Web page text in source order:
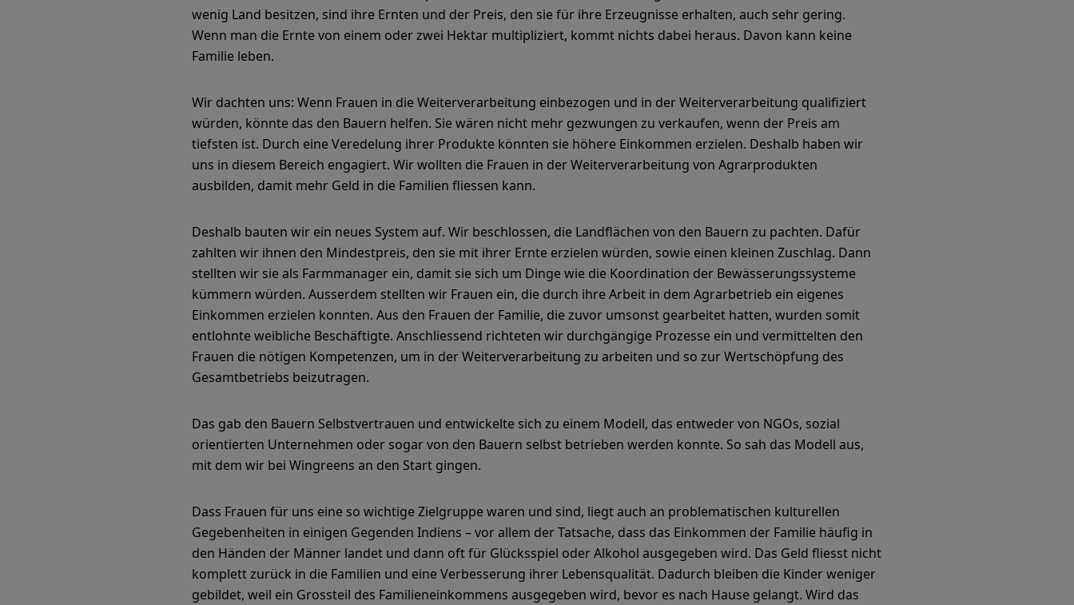
wenig Land besitzen, sind ihre Ernten und der Preis, den sie für ihre Erzeugnisse erhalten, auch sehr gering.
Wenn man die Ernte von einem oder zwei Hektar multipliziert, kommt nichts dabei heraus. Davon kann keine
Familie leben.
Wir dachten uns: Wenn Frauen in die Weiterverarbeitung einbezogen und in der Weiterverarbeitung qualifiziert
würden, könnte das den Bauern helfen. Sie wären nicht mehr gezwungen zu verkaufen, wenn der Preis am
tiefsten ist. Durch eine Veredelung ihrer Produkte könnten sie höhere Einkommen erzielen. Deshalb haben wir
uns in diesem Bereich engagiert. Wir wollten die Frauen in der Weiterverarbeitung von Agrarprodukten
ausbilden, damit mehr Geld in die Familien fliessen kann.
Deshalb bauten wir ein neues System auf. Wir beschlossen, die Landflächen von den Bauern zu pachten. Dafür
zahlten wir ihnen den Mindestpreis, den sie mit ihrer Ernte erzielen würden, sowie einen kleinen Zuschlag. Dann
stellten wir sie als Farmmanager ein, damit sie sich um Dinge wie die Koordination der Bewässerungssysteme
kümmern würden. Ausserdem stellten wir Frauen ein, die durch ihre Arbeit in dem Agrarbetrieb ein eigenes
Einkommen erzielen konnten. Aus den Frauen der Familie, die zuvor umsonst gearbeitet hatten, wurden somit
entlohnte weibliche Beschäftigte. Anschliessend richteten wir durchgängige Prozesse ein und vermittelten den
Frauen die nötigen Kompetenzen, um in der Weiterverarbeitung zu arbeiten und so zur Wertschöpfung des
Gesamtbetriebs beizutragen.
Das gab den Bauern Selbstvertrauen und entwickelte sich zu einem Modell, das entweder von NGOs, sozial
orientierten Unternehmen oder sogar von den Bauern selbst betrieben werden konnte. So sah das Modell aus,
mit dem wir bei Wingreens an den Start gingen.
Dass Frauen für uns eine so wichtige Zielgruppe waren und sind, liegt auch an problematischen kulturellen
Gegebenheiten in einigen Gegenden Indiens – vor allem der Tatsache, dass das Einkommen der Familie häufig in
den Händen der Männer landet und dann oft für Glücksspiel oder Alkohol ausgegeben wird. Das Geld fliesst nicht
komplett zurück in die Familien und eine Verbesserung ihrer Lebensqualität. Dadurch bleiben die Kinder weniger
gebildet, weil ein Grossteil des Familieneinkommens ausgegeben wird, bevor es nach Hause gelangt. Wird das